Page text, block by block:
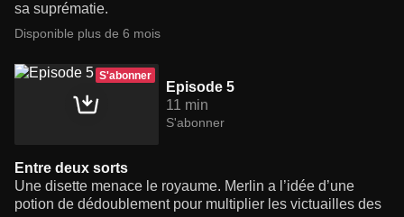
sa suprématie.
Disponible plus de 6 mois
S'abonner
Episode 5
11 min
S'abonner
Entre deux sorts
Une disette menace le royaume. Merlin a l’idée d’une
potion de dédoublement pour multiplier les victuailles des